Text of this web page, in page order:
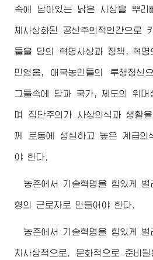
속에 남아있는 낡은 사상을 뿌
체사상화된 공산주의적인간으로
들을 당의 혁명사상과 정책, 혁
민영웅, 애국농민들의 투쟁정신
그들속에 당과 국가, 제도의 위대
며 집단주의가 사상의식과 생활
께 로동에 성실하고 높은 계급의
야 한다.
농촌에서 기술혁명을 힘있게
형의 근로자로 만들어야 한다.
농촌에서 기술혁명을 힘있게
치사상적으로, 문화적으로 준비